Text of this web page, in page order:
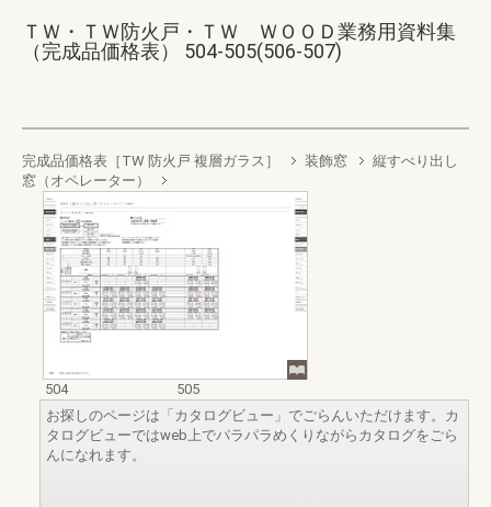
ＴＷ・ＴＷ防火戸・ＴＷ ＷＯＯＤ業務用資料集
（完成品価格表） 504-505(506-507)
完成品価格表［TW 防火戸 複層ガラス］ 装飾窓
縦すべり出し
窓（オペレーター）
504
505
お探しのページは「カタログビュー」でごらんいただけます。カ
タログビューではweb上でパラパラめくりながらカタログをごら
んになれます。